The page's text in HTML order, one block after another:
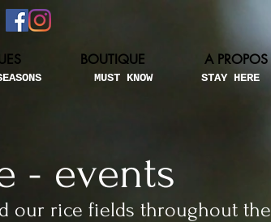
BOUTIQUE A PROPOS
MUST KNOW STAY HERE
- events
our rice fields throughout the